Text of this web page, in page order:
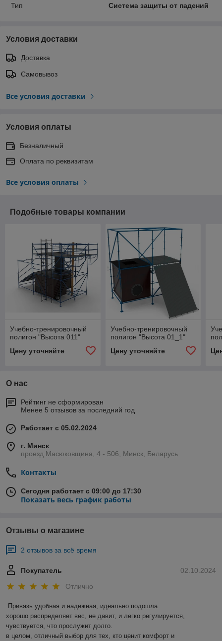
Тип Система защиты от падений
Условия доставки
Доставка
Самовывоз
Все условия доставки
Условия оплаты
Безналичный
Оплата по реквизитам
Все условия оплаты
Подобные товары компании
Учебно-тренировочный
полигон "Высота 011"
Цену уточняйте
Учебно-тренировочный
полигон "Высота 01_1"
Цену уточняйте
О нас
Рейтинг не сформирован
Менее 5 отзывов за последний год
Работает с 05.02.2024
г. Минск
проезд Масюковщина, 4 - 506, Минск, Беларусь
Контакты
Сегодня работает с 09:00 до 17:30
Показать весь график работы
Отзывы о магазине
2 отзывов за всё время
02.10.2024
Покупатель
Отлично
Привязь удобная и надежная, идеально подошла
хорошо распределяет вес, не давит, и легко регулируется,
чувствуется, что прослужит долго.
в целом, отличный выбор для тех, кто ценит комфорт и